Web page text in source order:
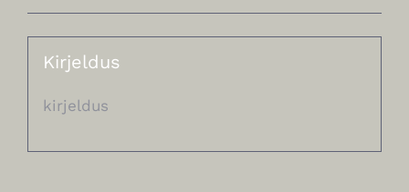
Kirjeldus
kirjeldus